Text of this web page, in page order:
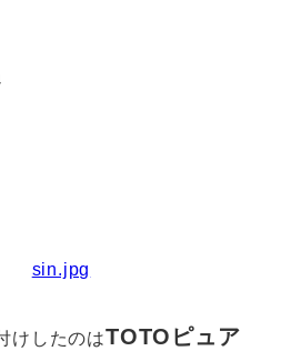
けしたのはTOTOピュア